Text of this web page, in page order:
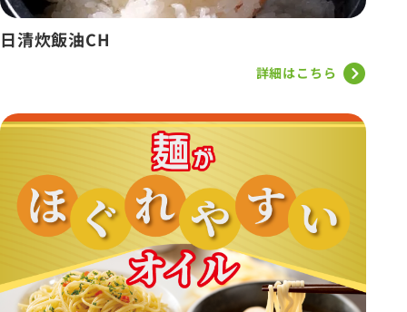
日清炊飯油CH
詳細はこちら